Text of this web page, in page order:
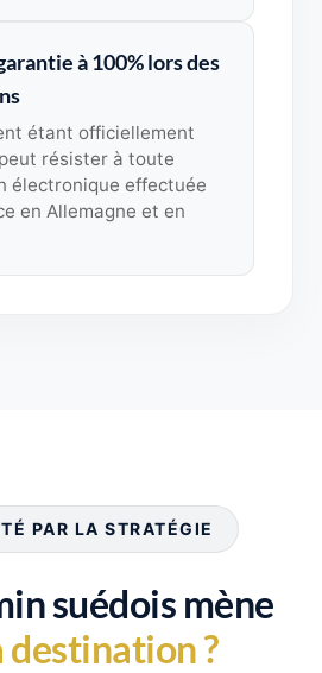
à 100% lors des
étant officiellement
résister à toute
électronique effectuée
en Allemagne et en
PAR LA STRATÉGIE
suédois mène
destination ?